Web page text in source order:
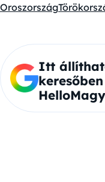
Oroszország
Itt